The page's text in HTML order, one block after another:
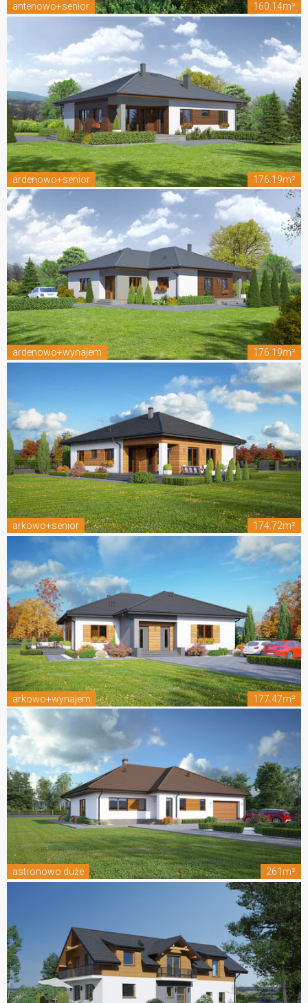
antenowo+senior 160.14m²
ardenowo+senior 176.19m²
ardenowo+wynajem 176.19m²
arkowo+senior 174.72m²
arkowo+wynajem 177.47m²
astronowo duże 261m²